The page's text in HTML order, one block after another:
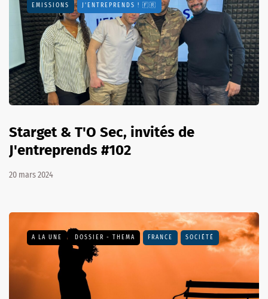
EMISSIONS J'ENTREPRENDS ! 🇫🇷
Starget & T'O Sec, invités de
J'entreprends #102
20 mars 2024
A LA UNE DOSSIER - THEMA FRANCE SOCIÉTÉ